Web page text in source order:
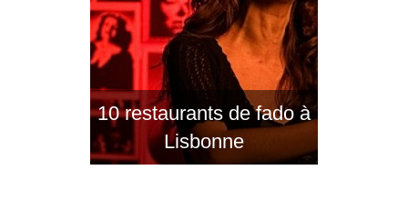
10 restaurants de fado à
Lisbonne